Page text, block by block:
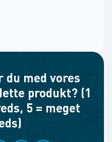
du med vores
produkt? (1
5 = meget